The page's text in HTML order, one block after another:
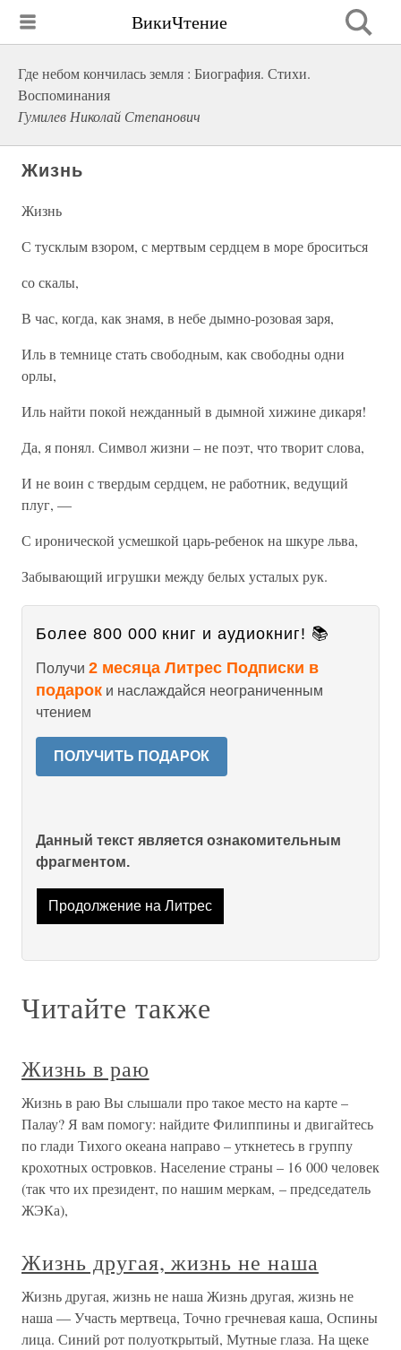
ВикиЧтение
Где небом кончилась земля : Биография. Стихи.
Воспоминания
Гумилев Николай Степанович
Жизнь
Жизнь
С тусклым взором, с мертвым сердцем в море броситься
со скалы,
В час, когда, как знамя, в небе дымно-розовая заря,
Иль в темнице стать свободным, как свободны одни
орлы,
Иль найти покой нежданный в дымной хижине дикаря!
Да, я понял. Символ жизни – не поэт, что творит слова,
И не воин с твердым сердцем, не работник, ведущий
плуг, —
С иронической усмешкой царь-ребенок на шкуре льва,
Забывающий игрушки между белых усталых рук.
Более 800 000 книг и аудиокниг! 📚
Получи 2 месяца Литрес Подписки в
подарок и наслаждайся неограниченным
чтением
ПОЛУЧИТЬ ПОДАРОК
Данный текст является ознакомительным
фрагментом.
Продолжение на Литрес
Читайте также
Жизнь в раю
Жизнь в раю Вы слышали про такое место на карте –
Палау? Я вам помогу: найдите Филиппины и двигайтесь
по глади Тихого океана направо – уткнетесь в группу
крохотных островков. Население страны – 16 000 человек
(так что их президент, по нашим меркам, – председатель
ЖЭКа),
Жизнь другая, жизнь не наша
Жизнь другая, жизнь не наша Жизнь другая, жизнь не
наша — Участь мертвеца, Точно гречневая каша, Оспины
лица. Синий рот полуоткрытый, Мутные глаза. На щеке